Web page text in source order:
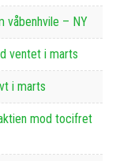
våbenhvile – NY
ventet i marts
i marts
mod tocifret